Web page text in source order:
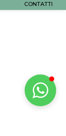
CONTATTI